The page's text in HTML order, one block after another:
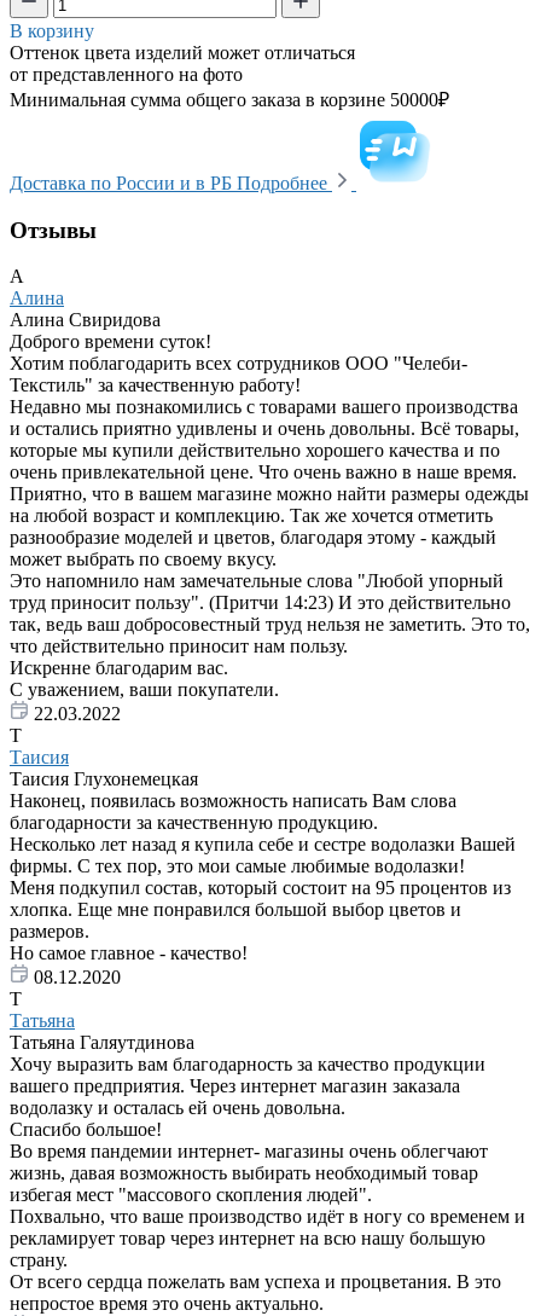
В корзину
Оттенок цвета изделий может отличаться
от представленного на фото
Минимальная сумма общего заказа в корзине 50000₽
Доставка по России и в РБ Подробнее
Отзывы
А
Алина
Алина Свиридова
Доброго времени суток!
Хотим поблагодарить всех сотрудников ООО "Челеби-
Текстиль" за качественную работу!
Недавно мы познакомились с товарами вашего производства
и остались приятно удивлены и очень довольны. Всё товары,
которые мы купили действительно хорошего качества и по
очень привлекательной цене. Что очень важно в наше время.
Приятно, что в вашем магазине можно найти размеры одежды
на любой возраст и комплекцию. Так же хочется отметить
разнообразие моделей и цветов, благодаря этому - каждый
может выбрать по своему вкусу.
Это напомнило нам замечательные слова "Любой упорный
труд приносит пользу". (Притчи 14:23) И это действительно
так, ведь ваш добросовестный труд нельзя не заметить. Это то,
что действительно приносит нам пользу.
Искренне благодарим вас.
С уважением, ваши покупатели.
22.03.2022
Т
Таисия
Таисия Глухонемецкая
Наконец, появилась возможность написать Вам слова
благодарности за качественную продукцию.
Несколько лет назад я купила себе и сестре водолазки Вашей
фирмы. С тех пор, это мои самые любимые водолазки!
Меня подкупил состав, который состоит на 95 процентов из
хлопка. Еще мне понравился большой выбор цветов и
размеров.
Но самое главное - качество!
08.12.2020
Т
Татьяна
Татьяна Галяутдинова
Хочу выразить вам благодарность за качество продукции
вашего предприятия. Через интернет магазин заказала
водолазку и осталась ей очень довольна.
Спасибо большое!
Во время пандемии интернет- магазины очень облегчают
жизнь, давая возможность выбирать необходимый товар
избегая мест "массового скопления людей".
Похвально, что ваше производство идёт в ногу со временем и
рекламирует товар через интернет на всю нашу большую
страну.
От всего сердца пожелать вам успеха и процветания. В это
непростое время это очень актуально.